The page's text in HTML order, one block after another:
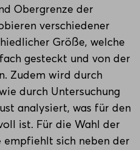
Obergrenze der
verschiedener
Größe, welche
gesteckt und von der
Zudem wird durch
durch Untersuchung
analysiert, was für den
ist. Für die Wahl der
sich neben der